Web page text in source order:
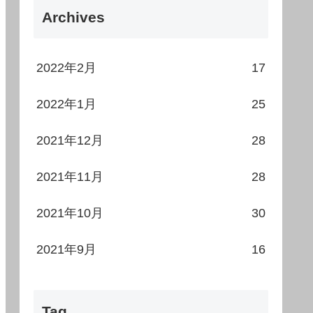
Archives
2022年2月 17
2022年1月 25
2021年12月 28
2021年11月 28
2021年10月 30
2021年9月 16